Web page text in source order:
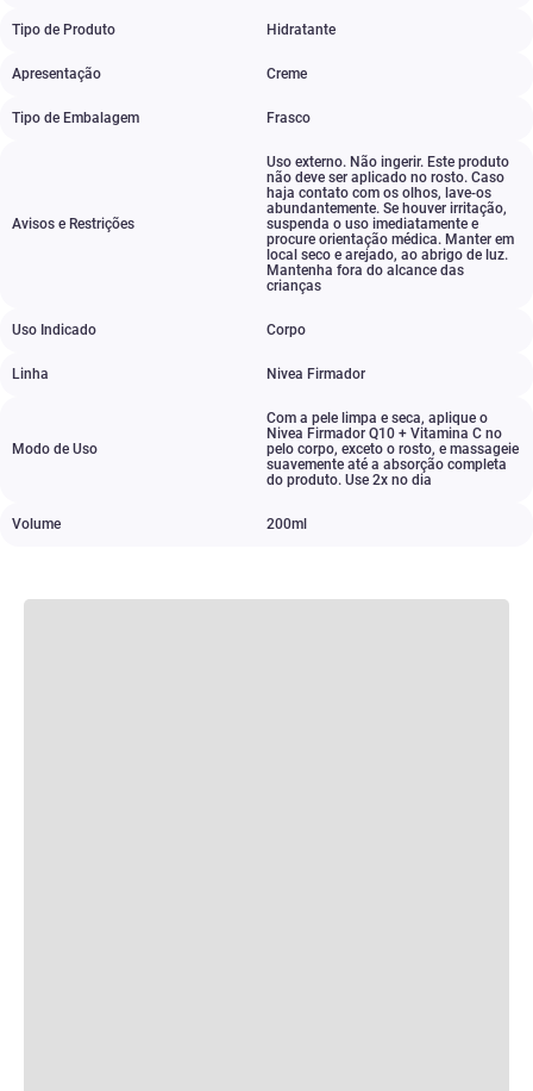
Tipo de Produto Hidratante
Apresentação Creme
Tipo de Embalagem Frasco
Avisos e Restrições
Uso externo. Não ingerir. Este produto
não deve ser aplicado no rosto. Caso
haja contato com os olhos, lave-os
abundantemente. Se houver irritação,
suspenda o uso imediatamente e
procure orientação médica. Manter em
local seco e arejado, ao abrigo de luz.
Mantenha fora do alcance das
crianças
Uso Indicado Corpo
Linha Nivea Firmador
Modo de Uso
Com a pele limpa e seca, aplique o
Nivea Firmador Q10 + Vitamina C no
pelo corpo, exceto o rosto, e massageie
suavemente até a absorção completa
do produto. Use 2x no dia
Volume 200ml